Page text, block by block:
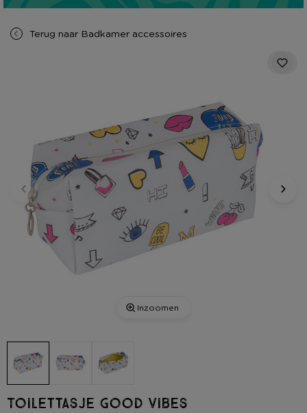
Terug naar Badkamer accessoires
Inzoomen
Toilettasje Good Vibes